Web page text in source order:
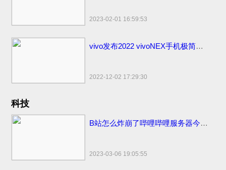
2023-02-01 16:59:53
vivo发布2022 vivoNEX手机极简易浏览器下载：简洁流畅无广告！
2022-12-02 17:29:30
科技
B站怎么炸崩了哔哩哔哩服务器今日怎么又炸挂了？技术团队公开早先原因
2023-03-06 19:05:55